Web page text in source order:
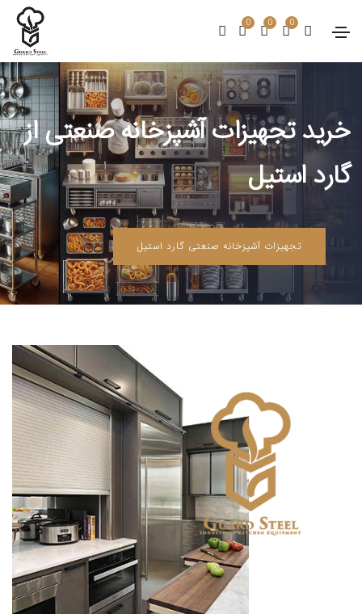
0 0 0
خرید تجهیزات آشپزخانه صنعتی از
گارد استیل
تجهیزات آشپزخانه صنعتی گارد استیل